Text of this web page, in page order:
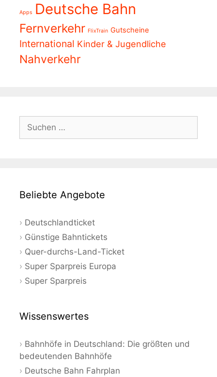
Apps Deutsche Bahn
Fernverkehr FlixTrain Gutscheine
International Kinder & Jugendliche
Nahverkehr
Suchen
nach:
Beliebte Angebote
Deutschlandticket
Günstige Bahntickets
Quer-durchs-Land-Ticket
Super Sparpreis Europa
Super Sparpreis
Wissenswertes
Bahnhöfe in Deutschland: Die größten und
bedeutenden Bahnhöfe
Deutsche Bahn Fahrplan